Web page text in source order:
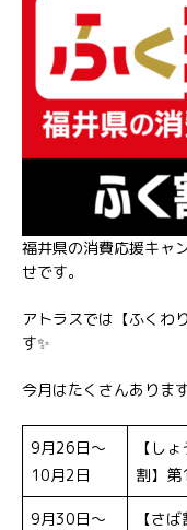
福井県の消費応援キャ
せです。
アトラスでは【ふくわ
す✨
今月はたくさんありま
9月26日〜
10月2日
【し
割】第
9月30日〜
【さ